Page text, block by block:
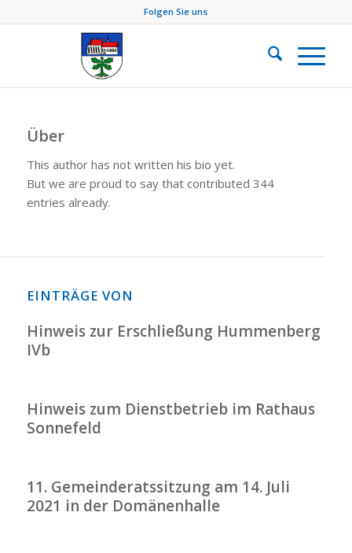
Folgen Sie uns
Über
This author has not written his bio yet.
But we are proud to say that contributed 344
entries already.
EINTRÄGE VON
Hinweis zur Erschließung Hummenberg
IVb
Hinweis zum Dienstbetrieb im Rathaus
Sonnefeld
11. Gemeinderatssitzung am 14. Juli
2021 in der Domänenhalle